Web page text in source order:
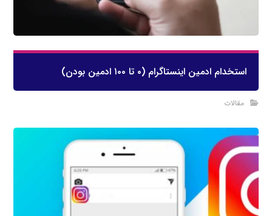
استخدام ادمین اینستاگرام (۰ تا ۱۰۰ ادمین بودن)
مقالات